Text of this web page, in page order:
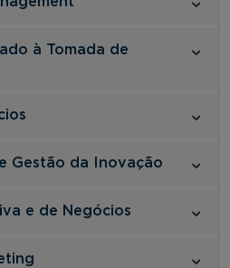
à Tomada de
Gestão da Inovação
e de Negócios